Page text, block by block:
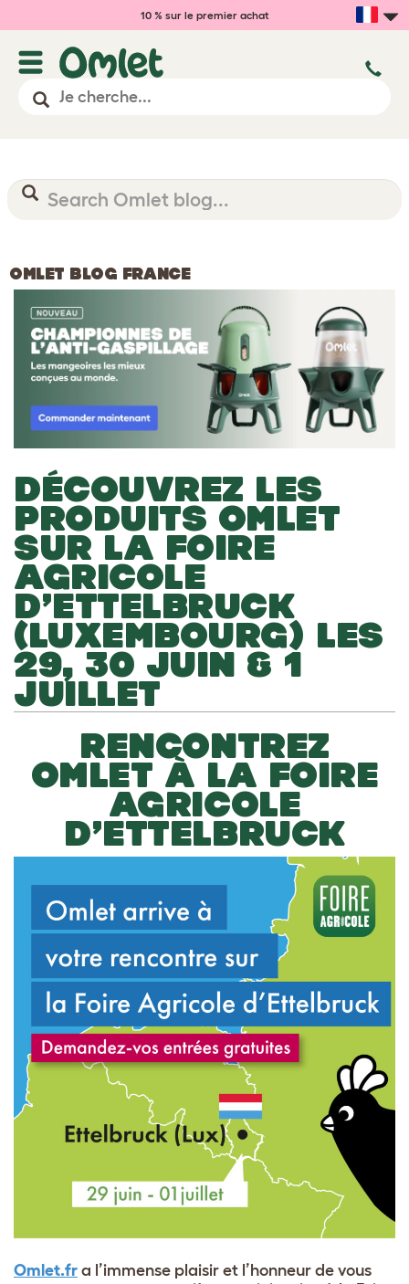
10 % sur le premier achat
OMLET BLOG FRANCE
DÉCOUVREZ LES
PRODUITS OMLET
SUR LA FOIRE
AGRICOLE
D’ETTELBRUCK
(LUXEMBOURG) LES
29, 30 JUIN & 1
JUILLET
RENCONTREZ
OMLET À LA FOIRE
AGRICOLE
D’ETTELBRUCK
Omlet.fr a l’immense plaisir et l’honneur de vous